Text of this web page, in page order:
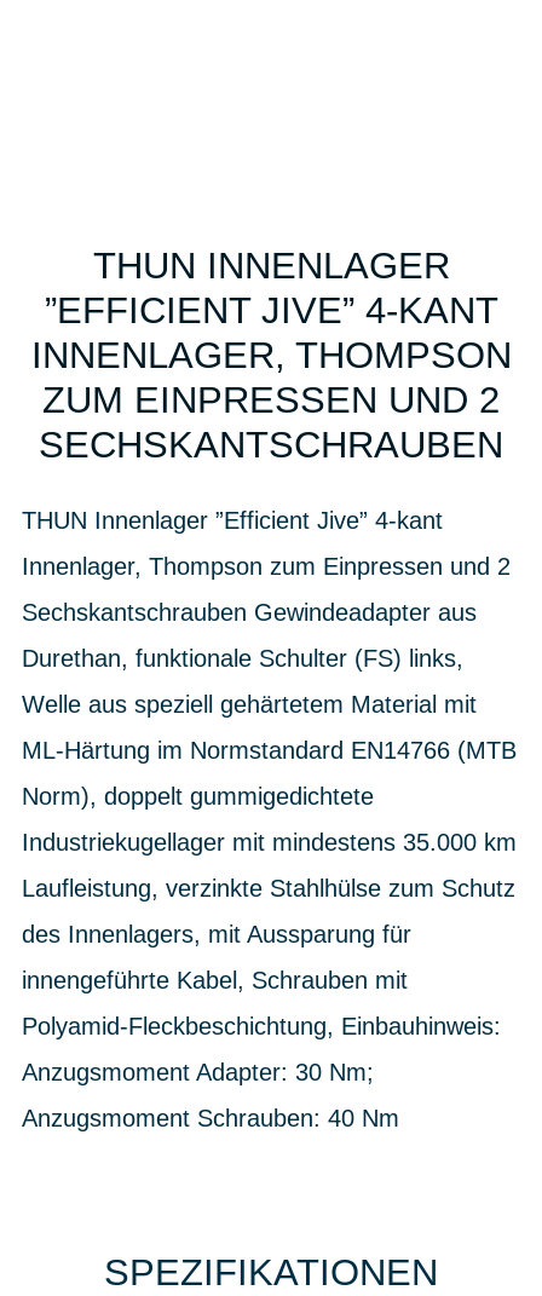
THUN INNENLAGER
”EFFICIENT JIVE” 4-KANT
INNENLAGER, THOMPSON
ZUM EINPRESSEN UND 2
SECHSKANTSCHRAUBEN
THUN Innenlager ”Efficient Jive” 4-kant
Innenlager, Thompson zum Einpressen und 2
Sechskantschrauben Gewindeadapter aus
Durethan, funktionale Schulter (FS) links,
Welle aus speziell gehärtetem Material mit
ML-Härtung im Normstandard EN14766 (MTB
Norm), doppelt gummigedichtete
Industriekugellager mit mindestens 35.000 km
Laufleistung, verzinkte Stahlhülse zum Schutz
des Innenlagers, mit Aussparung für
innengeführte Kabel, Schrauben mit
Polyamid-Fleckbeschichtung, Einbauhinweis:
Anzugsmoment Adapter: 30 Nm;
Anzugsmoment Schrauben: 40 Nm
SPEZIFIKATIONEN